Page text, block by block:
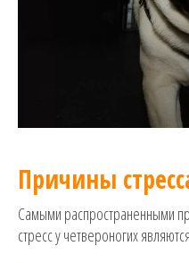
Причины
Самыми распространенными
стресс у четвероногих